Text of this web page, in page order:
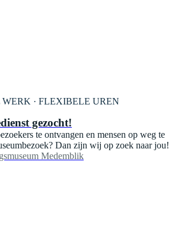
· FLEXIBELE UREN
gezocht!
te ontvangen en mensen op weg te
Dan zijn wij op zoek naar jou!
Medemblik